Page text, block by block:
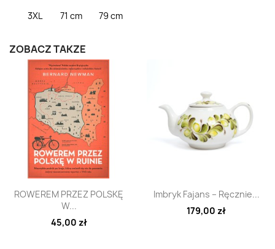
3XL 71 cm 79 cm
ZOBACZ TAKŻE
Szybki podgląd
ROWEREM PRZEZ POLSKĘ
W...
45,00 zł
Szybki podgląd
Imbryk Fajans – Ręcznie...
179,00 zł